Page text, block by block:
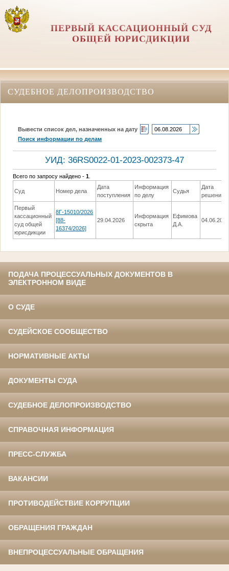
ПЕРВЫЙ КАССАЦИОННЫЙ СУД
ОБЩЕЙ ЮРИСДИКЦИИ
СУДЕБНОЕ ДЕЛОПРОИЗВОДСТВО
Вывести список дел, назначенных на дату
Поиск информации по делам
УИД: 36RS0022-01-2023-002373-47
Всего по запросу найдено -1
Суд Номер дела
Дата
поступления
Информация
по делу
Судья
Дата
решения
Первый
кассационный
суд общей
юрисдикции
8Г-15010/2026
[88-
16374/2026]
29.04.2026
Информация
скрыта
Ефимова
Д.А.
04.06.2026
ПОДАЧА ПРОЦЕССУАЛЬНЫХ ДОКУМЕНТОВ В
ЭЛЕКТРОННОМ ВИДЕ
О СУДЕ
СУДЕЙСКОЕ СООБЩЕСТВО
НОРМАТИВНЫЕ АКТЫ
ДОКУМЕНТЫ СУДА
СУДЕБНОЕ ДЕЛОПРОИЗВОДСТВО
СПРАВОЧНАЯ ИНФОРМАЦИЯ
ПРЕСС-СЛУЖБА
ВАКАНСИИ
ПРОТИВОДЕЙСТВИЕ КОРРУПЦИИ
ОБРАЩЕНИЯ ГРАЖДАН
ВНЕПРОЦЕССУАЛЬНЫЕ ОБРАЩЕНИЯ